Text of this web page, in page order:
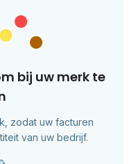
bij uw merk te
zodat uw facturen
van uw bedrijf.